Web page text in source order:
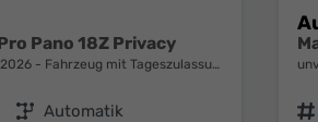
Pano 18Z Privacy
Fahrzeug mit Tageszulassung
Getriebe Automatik
Fahrzeugnr.